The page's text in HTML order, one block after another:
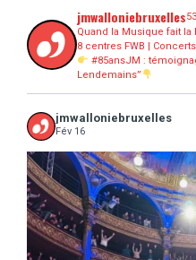
jmwalloniebruxelles
Quand la Musique fait
8 centres FWB |
#85ansJM :
Lendemains”
jmwalloniebruxelles
Fév 16